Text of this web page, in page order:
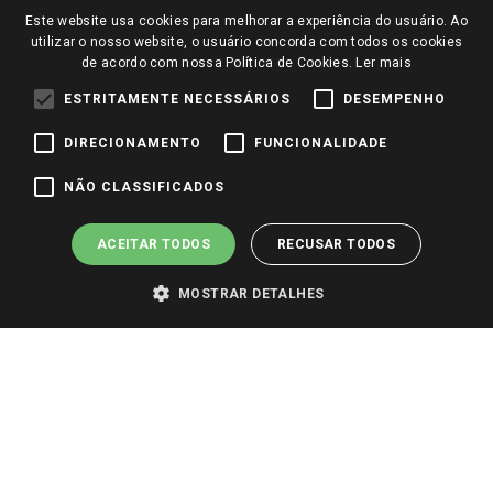
Notícias
Perguntas frequentes
Identidade Visual
Redes Sociais
Pagamento e Segurança
Este website usa cookies para melhorar a experiência do usuário. Ao
utilizar o nosso website, o usuário concorda com todos os cookies
de acordo com nossa Política de Cookies. Ler mais
ESTRITAMENTE NECESSÁRIOS DESEMPENHO
DIRECIONAMENTO FUNCIONALIDADE
NÃO CLASSIFICADOS
ACEITAR TODOS RECUSAR TODOS
MOSTRAR DETALHES